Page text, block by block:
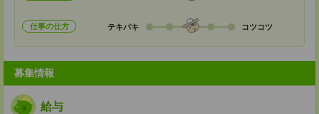
仕事の仕方 テキパキ コツコツ
募集情報
給与